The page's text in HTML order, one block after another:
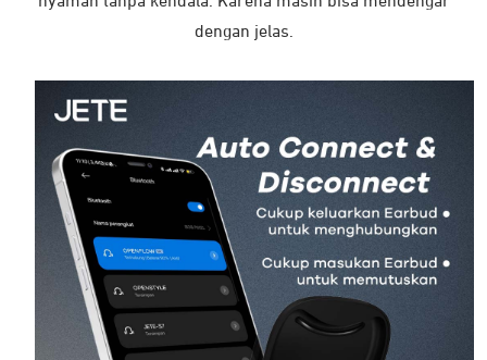
dengan jelas.